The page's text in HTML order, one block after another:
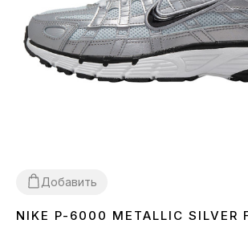
Добавить
3637 38 3940 41 42
NIKE P-6000 METALLIC SILVER